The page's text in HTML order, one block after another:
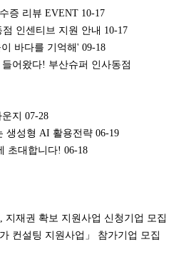
증 리뷰 EVENT 10-17
인센티브 지원 안내 10-17
바다를 기억해' 09-18
어왔다! 부산슈퍼 인사동점
지 07-28
생성형 AI 활용전략 06-19
초대합니다! 06-18
지재권 확보 지원사업 신청기업 모집
컨설팅 지원사업」 참가기업 모집